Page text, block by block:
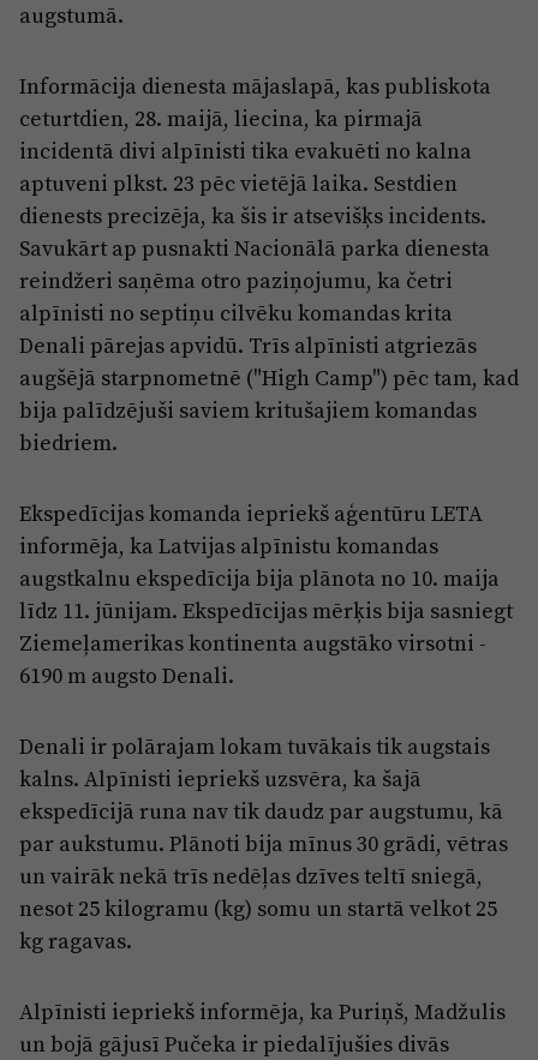
augstumā.
Informācija dienesta mājaslapā, kas publiskota
ceturtdien, 28. maijā, liecina, ka pirmajā
incidentā divi alpīnisti tika evakuēti no kalna
aptuveni plkst. 23 pēc vietējā laika. Sestdien
dienests precizēja, ka šis ir atsevišķs incidents.
Savukārt ap pusnakti Nacionālā parka dienesta
reindžeri saņēma otro paziņojumu, ka četri
alpīnisti no septiņu cilvēku komandas krita
Denali pārejas apvidū. Trīs alpīnisti atgriezās
augšējā starpnometnē ("High Camp") pēc tam, kad
bija palīdzējuši saviem kritušajiem komandas
biedriem.
Ekspedīcijas komanda iepriekš aģentūru LETA
informēja, ka Latvijas alpīnistu komandas
augstkalnu ekspedīcija bija plānota no 10. maija
līdz 11. jūnijam. Ekspedīcijas mērķis bija sasniegt
Ziemeļamerikas kontinenta augstāko virsotni -
6190 m augsto Denali.
Denali ir polārajam lokam tuvākais tik augstais
kalns. Alpīnisti iepriekš uzsvēra, ka šajā
ekspedīcijā runa nav tik daudz par augstumu, kā
par aukstumu. Plānoti bija mīnus 30 grādi, vētras
un vairāk nekā trīs nedēļas dzīves teltī sniegā,
nesot 25 kilogramu (kg) somu un startā velkot 25
kg ragavas.
Alpīnisti iepriekš informēja, ka Puriņš, Madžulis
un bojā gājusī Pučeka ir piedalījušies divās